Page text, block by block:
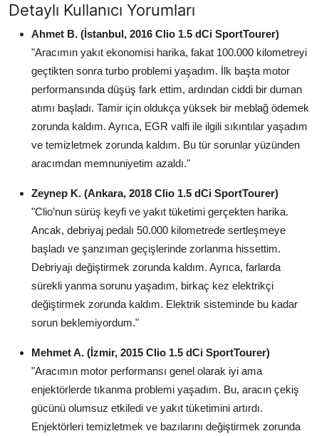
Detaylı Kullanıcı Yorumları
Ahmet B. (İstanbul, 2016 Clio 1.5 dCi SportTourer)
"Aracımın yakıt ekonomisi harika, fakat 100.000 kilometreyi
geçtikten sonra turbo problemi yaşadım. İlk başta motor
performansında düşüş fark ettim, ardından ciddi bir duman
atımı başladı. Tamir için oldukça yüksek bir meblağ ödemek
zorunda kaldım. Ayrıca, EGR valfi ile ilgili sıkıntılar yaşadım
ve temizletmek zorunda kaldım. Bu tür sorunlar yüzünden
aracımdan memnuniyetim azaldı."
Zeynep K. (Ankara, 2018 Clio 1.5 dCi SportTourer)
"Clio’nun sürüş keyfi ve yakıt tüketimi gerçekten harika.
Ancak, debriyaj pedalı 50.000 kilometrede sertleşmeye
başladı ve şanzıman geçişlerinde zorlanma hissettim.
Debriyajı değiştirmek zorunda kaldım. Ayrıca, farlarda
sürekli yanma sorunu yaşadım, birkaç kez elektrikçi
değiştirmek zorunda kaldım. Elektrik sisteminde bu kadar
sorun beklemiyordum."
Mehmet A. (İzmir, 2015 Clio 1.5 dCi SportTourer)
"Aracımın motor performansı genel olarak iyi ama
enjektörlerde tıkanma problemi yaşadım. Bu, aracın çekiş
gücünü olumsuz etkiledi ve yakıt tüketimini artırdı.
Enjektörleri temizletmek ve bazılarını değiştirmek zorunda